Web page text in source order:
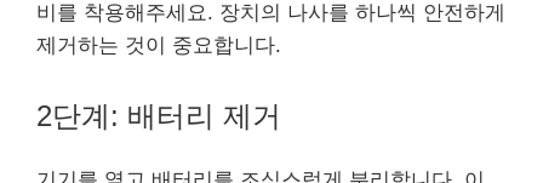
비를 착용해주세요. 장치의 나사를 하나씩 안전하게
제거하는 것이 중요합니다.
2단계: 배터리 제거